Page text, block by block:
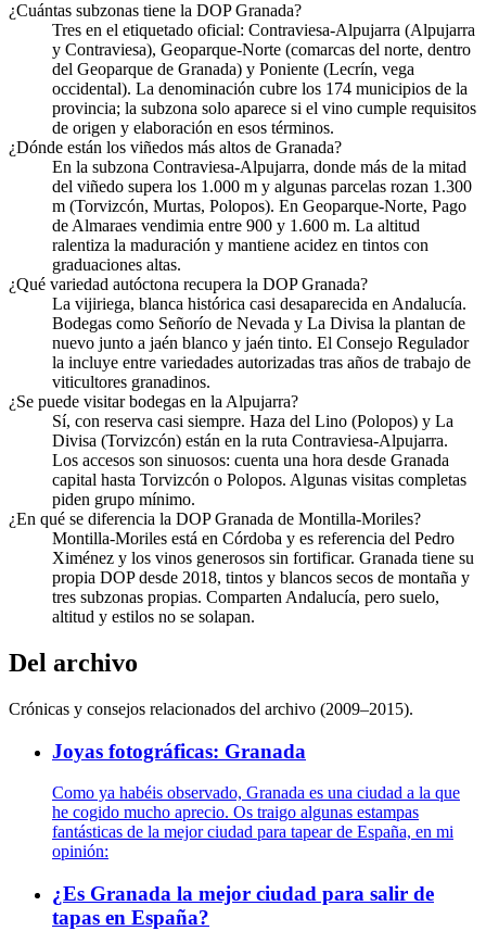
¿Cuántas subzonas tiene la DOP Granada?
Tres en el etiquetado oficial: Contraviesa-Alpujarra (Alpujarra
y Contraviesa), Geoparque-Norte (comarcas del norte, dentro
del Geoparque de Granada) y Poniente (Lecrín, vega
occidental). La denominación cubre los 174 municipios de la
provincia; la subzona solo aparece si el vino cumple requisitos
de origen y elaboración en esos términos.
¿Dónde están los viñedos más altos de Granada?
En la subzona Contraviesa-Alpujarra, donde más de la mitad
del viñedo supera los 1.000 m y algunas parcelas rozan 1.300
m (Torvizcón, Murtas, Polopos). En Geoparque-Norte, Pago
de Almaraes vendimia entre 900 y 1.600 m. La altitud
ralentiza la maduración y mantiene acidez en tintos con
graduaciones altas.
¿Qué variedad autóctona recupera la DOP Granada?
La vijiriega, blanca histórica casi desaparecida en Andalucía.
Bodegas como Señorío de Nevada y La Divisa la plantan de
nuevo junto a jaén blanco y jaén tinto. El Consejo Regulador
la incluye entre variedades autorizadas tras años de trabajo de
viticultores granadinos.
¿Se puede visitar bodegas en la Alpujarra?
Sí, con reserva casi siempre. Haza del Lino (Polopos) y La
Divisa (Torvizcón) están en la ruta Contraviesa-Alpujarra.
Los accesos son sinuosos: cuenta una hora desde Granada
capital hasta Torvizcón o Polopos. Algunas visitas completas
piden grupo mínimo.
¿En qué se diferencia la DOP Granada de Montilla-Moriles?
Montilla-Moriles está en Córdoba y es referencia del Pedro
Ximénez y los vinos generosos sin fortificar. Granada tiene su
propia DOP desde 2018, tintos y blancos secos de montaña y
tres subzonas propias. Comparten Andalucía, pero suelo,
altitud y estilos no se solapan.
Del archivo
Crónicas y consejos relacionados del archivo (2009–2015).
Joyas fotográficas: Granada
Como ya habéis observado, Granada es una ciudad a la que
he cogido mucho aprecio. Os traigo algunas estampas
fantásticas de la mejor ciudad para tapear de España, en mi
opinión:
¿Es Granada la mejor ciudad para salir de
tapas en España?